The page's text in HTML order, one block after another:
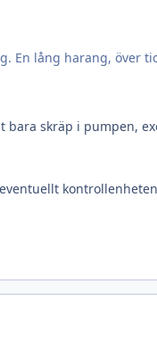
En lång harang, över
skräp i pumpen,